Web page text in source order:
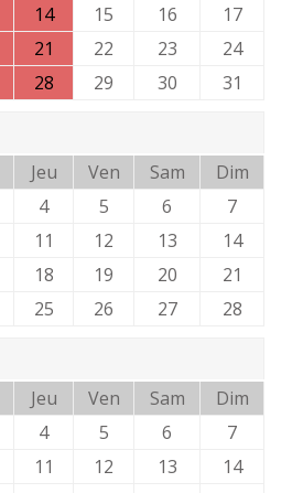
14 15 16
17
21 22 23
24
28 29 30 31
Jeu Ven Sam
Dim
4 5 6
7
11 12 13
14
18 19 20
21
25 26 27 28
Jeu Ven Sam
Dim
4 5 6
7
11 12 13
14